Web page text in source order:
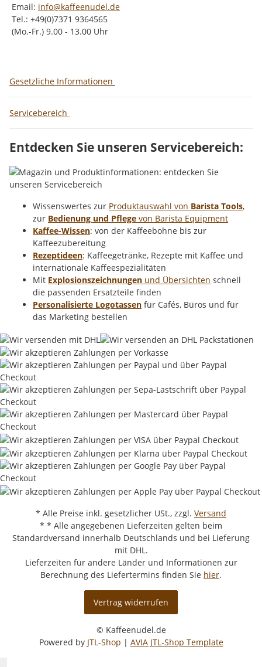
Email: info@kaffeenudel.de
Tel.: +49(0)7371 9364565
(Mo.-Fr.) 9.00 - 13.00 Uhr
Gesetzliche Informationen
Servicebereich
Entdecken Sie unseren Servicebereich:
Wissenswertes zur Produktauswahl von Barista Tools,
zur Bedienung und Pflege von Barista Equipment
Kaffee-Wissen: von der Kaffeebohne bis zur
Kaffeezubereitung
Rezeptideen: Kaffeegetränke, Rezepte mit Kaffee und
internationale Kaffeespezialitäten
Mit Explosionszeichnungen und Übersichten schnell
die passenden Ersatzteile finden
Personalisierte Logotassen für Cafés, Büros und für
das Marketing bestellen
* Alle Preise inkl. gesetzlicher USt., zzgl. Versand
* * Alle angegebenen Lieferzeiten gelten beim
Standardversand innerhalb Deutschlands und bei Lieferung
mit DHL.
Lieferzeiten für andere Länder und Informationen zur
Berechnung des Liefertermins finden Sie hier.
Vertrag widerrufen
© Kaffeenudel.de
Powered by JTL-Shop | AVIA JTL-Shop Template